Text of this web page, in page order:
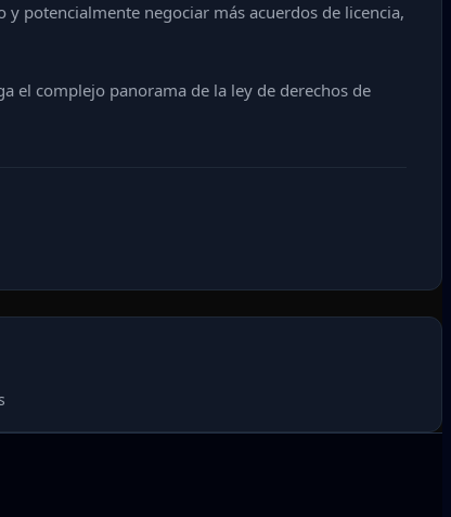
potencialmente negociar más acuerdos de licencia,
el complejo panorama de la ley de derechos de